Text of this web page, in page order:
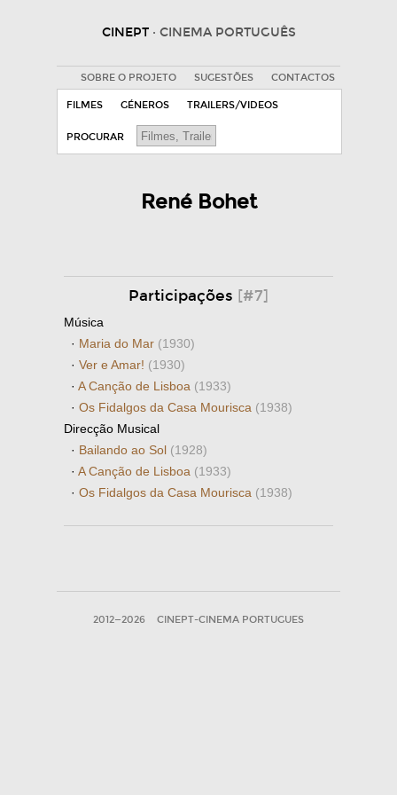
CINEPT · CINEMA PORTUGUÊS
SOBRE O PROJETO SUGESTÕES CONTACTOS
FILMES GÉNEROS TRAILERS/VIDEOS
PROCURAR
René Bohet
Participações [#7]
Música
· Maria do Mar (1930)
· Ver e Amar! (1930)
· A Canção de Lisboa (1933)
· Os Fidalgos da Casa Mourisca (1938)
Direcção Musical
· Bailando ao Sol (1928)
· A Canção de Lisboa (1933)
· Os Fidalgos da Casa Mourisca (1938)
2012—2026 CINEPT-CINEMA PORTUGUES